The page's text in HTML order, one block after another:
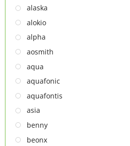
MÁY SẤY TAY
MÁY XAY ĐA NĂNG
NỒI CHIÊN
NỒI CHIÊN
Thiết bị lọc nước
TỦ ĐÔNG
TỦ MÁT
TỦ RƯỢU
LÒ VI SÓNG
MÁY LỌC KHÔNG KHÍ
alaska
alokio
alpha
aosmith
aqua
aquafonic
aquafontis
asia
benny
beonx